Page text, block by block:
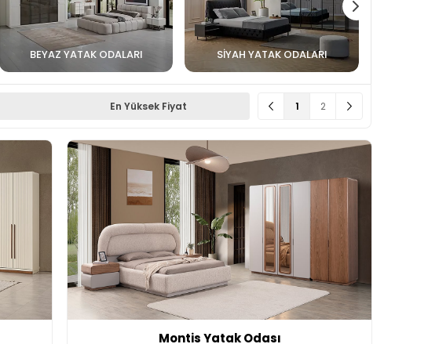
BEYAZ YATAK ODALARI SIYAH YATAK ODALARI
En Yüksek Fiyat 1 2
Montis Yatak Odası